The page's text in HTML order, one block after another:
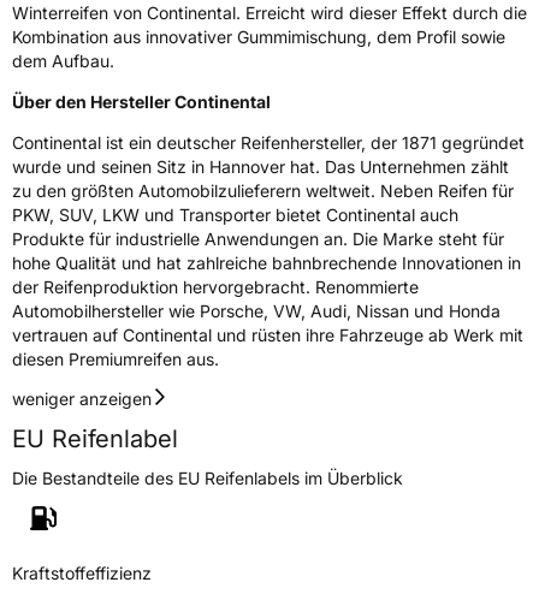
Winterreifen von Continental. Erreicht wird dieser Effekt durch die
Kombination aus innovativer Gummimischung, dem Profil sowie
dem Aufbau.
Über den Hersteller Continental
Continental ist ein deutscher Reifenhersteller, der 1871 gegründet
wurde und seinen Sitz in Hannover hat. Das Unternehmen zählt
zu den größten Automobilzulieferern weltweit. Neben Reifen für
PKW, SUV, LKW und Transporter bietet Continental auch
Produkte für industrielle Anwendungen an. Die Marke steht für
hohe Qualität und hat zahlreiche bahnbrechende Innovationen in
der Reifenproduktion hervorgebracht. Renommierte
Automobilhersteller wie Porsche, VW, Audi, Nissan und Honda
vertrauen auf Continental und rüsten ihre Fahrzeuge ab Werk mit
diesen Premiumreifen aus.
weniger anzeigen
EU Reifenlabel
Die Bestandteile des EU Reifenlabels im Überblick
Kraftstoffeffizienz